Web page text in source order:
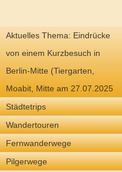
Aktuelles Thema: Eindrücke
von einem Kurzbesuch in
Berlin-Mitte (Tiergarten,
Moabit, Mitte am 27.07.2025
Städtetrips
Wandertouren
Fernwanderwege
Pilgerwege